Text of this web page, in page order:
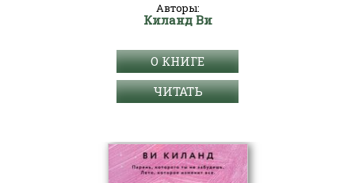
Авторы:
Киланд Ви
О КНИГЕ
ЧИТАТЬ